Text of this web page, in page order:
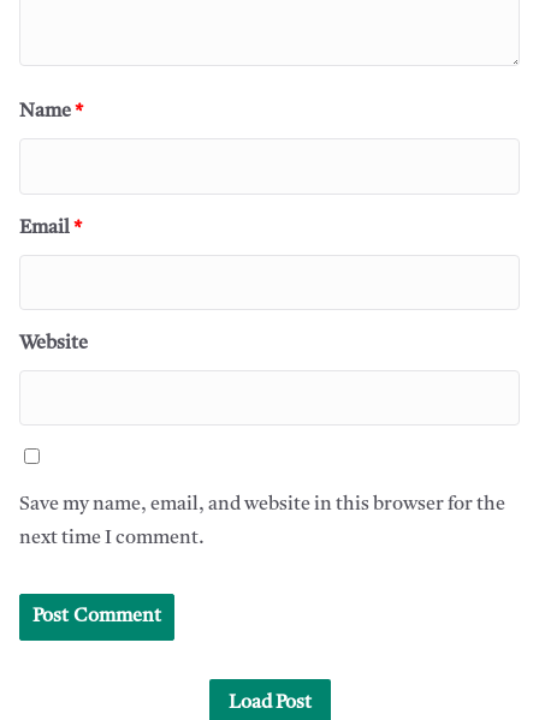
Name*
Email*
Website
Save my name, email, and website in this browser for the
next time I comment.
Load Post